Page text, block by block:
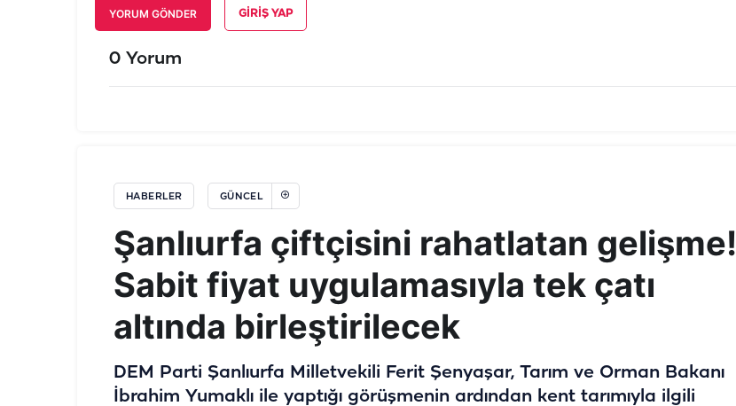
YORUM GÖNDER GIRIŞ YAP
0 Yorum
HABERLER GÜNCEL
Şanlıurfa çiftçisini rahatlatan gelişme!
Sabit fiyat uygulamasıyla tek çatı
altında birleştirilecek
DEM Parti Şanlıurfa Milletvekili Ferit Şenyaşar, Tarım ve Orman Bakanı
İbrahim Yumaklı ile yaptığı görüşmenin ardından kent tarımıyla ilgili